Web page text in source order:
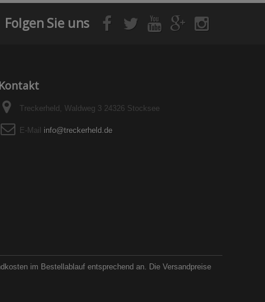
Folgen Sie uns
Kontakt
Treckerheld, Waldweg 3 24326 Stocksee
E-Mail info@treckerheld.de
im Bestellablauf entsprechend an. Die Versandpreise